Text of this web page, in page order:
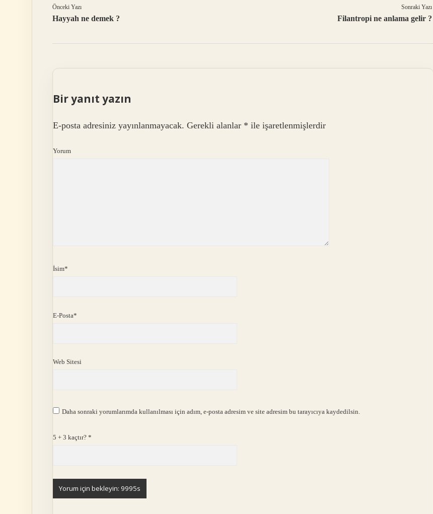
Önceki Yazı
Hayyah ne demek ?
Sonraki Yazı
Filantropi ne anlama gelir ?
Bir yanıt yazın
E-posta adresiniz yayınlanmayacak. Gerekli alanlar * ile işaretlenmişlerdir
Yorum
İsim*
E-Posta*
Web Sitesi
Daha sonraki yorumlarımda kullanılması için adım, e-posta adresim ve site adresim bu tarayıcıya kaydedilsin.
5 + 3 kaçtır? *